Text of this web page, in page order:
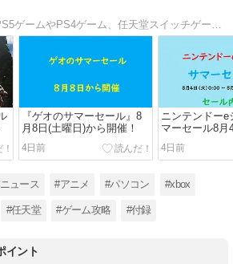
最新ゲームの情報!PS5ゲームやPS4ゲーム、任天堂スイッチゲーム、Xboxゲーム、オンラインゲーム等ゲームの情報を紹介。
『ゲオのサマーセール』8
月8日(土曜日)から開催！
4日前
ニンテンドーe
マーセール8月
🏖セール対象
4日前
ュース #アニメ #パソコン #xbox
#任天堂 #ゲーム攻略 #付録
イント